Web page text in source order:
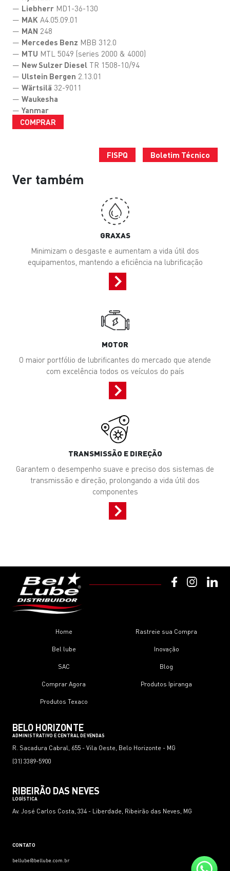
— Liebherr MD1-36-130
— MAK A4.05.09.01
— MAN 248
— Mercedes Benz MBB 312.0
— MTU MTL 5049 (series 2000 & 4000)
— New Sulzer Diesel TR 1508-10/94
— Ulstein Bergen 2.13.01
— Wärtsilä 32-9011
— Waukesha
— Yanmar
COMPRAR
FISPQ Boletim Técnico
Ver também
GRAXAS
Minimizam o desgaste e aumentam a vida útil dos
equipamentos, mantendo a eficiência na lubrificação
MOTOR
O maior portfólio de lubrificantes do mercado que atende
com excelência todos os veículos do país
TRANSMISSÃO E DIREÇÃO
Garantem o desempenho suave e preciso dos sistemas de
transmissão e direção, prolongando a vida útil dos
componentes
Home Rastreie sua Compra
Bel lube Inovação
SAC Blog
Comprar Agora Produtos Ipiranga
Produtos Texaco
BELO HORIZONTE
ADMINISTRATIVO E CENTRAL DE VENDAS
R. Sacadura Cabral, 655 - Vila Oeste, Belo Horizonte - MG
(31) 3389-5900
RIBEIRÃO DAS NEVES
LOGÍSTICA
Av. José Carlos Costa, 334 - Liberdade, Ribeirão das Neves, MG
CONTATO
bellube@bellube.com.br